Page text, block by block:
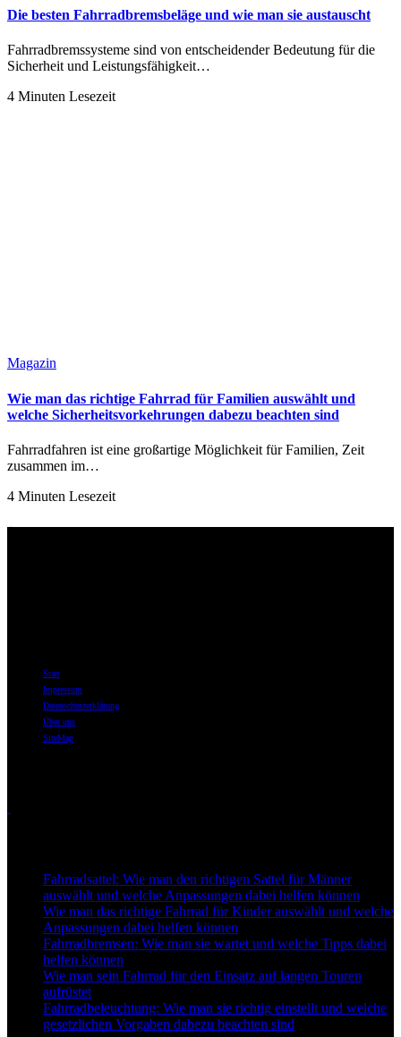
Die besten Fahrradbremsbeläge und wie man sie austauscht
Fahrradbremssysteme sind von entscheidender Bedeutung für die
Sicherheit und Leistungsfähigkeit…
4 Minuten Lesezeit
Magazin
Wie man das richtige Fahrrad für Familien auswählt und
welche Sicherheitsvorkehrungen dabezu beachten sind
Fahrradfahren ist eine großartige Möglichkeit für Familien, Zeit
zusammen im…
4 Minuten Lesezeit
Start
Impressum
Datenschutzerklärung
Über uns
SiteMap
Fahrradsattel: Wie man den richtigen Sattel für Männer
auswählt und welche Anpassungen dabei helfen können
Wie man das richtige Fahrrad für Kinder auswählt und welche
Anpassungen dabei helfen können
Fahrradbremsen: Wie man sie wartet und welche Tipps dabei
helfen können
Wie man sein Fahrrad für den Einsatz auf langen Touren
aufrüstet
Fahrradbeleuchtung: Wie man sie richtig einstellt und welche
gesetzlichen Vorgaben dabezu beachten sind